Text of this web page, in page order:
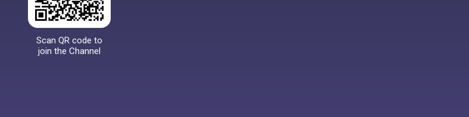
Scan QR code to
join the Channel